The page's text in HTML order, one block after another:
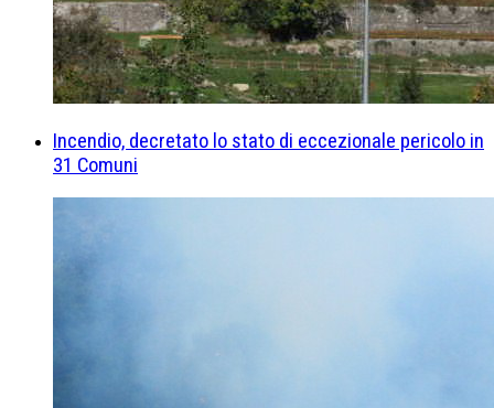
Incendio, decretato lo stato di eccezionale pericolo in
31 Comuni